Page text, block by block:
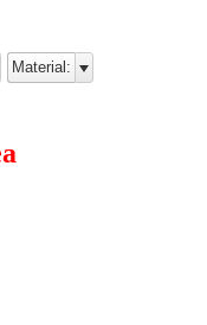
Material: